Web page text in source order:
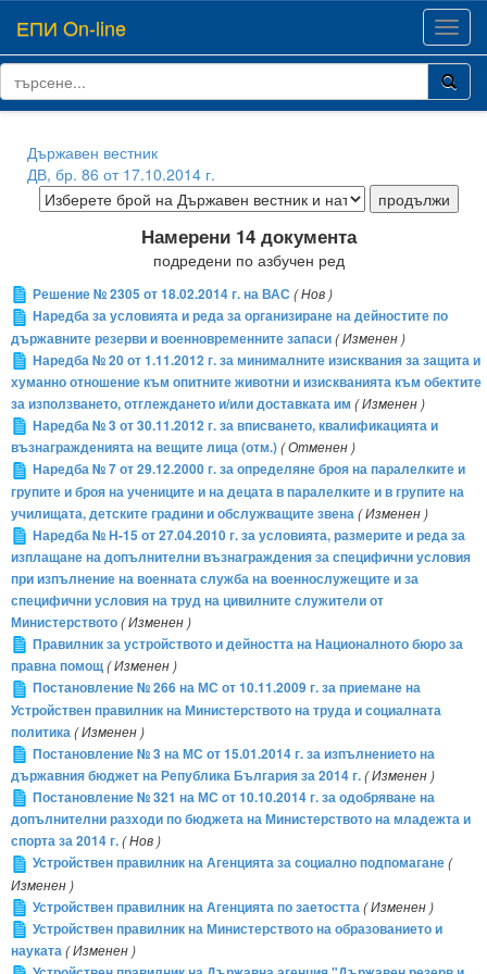
ЕПИ On-line
Държавен вестник
ДВ, бр. 86 от 17.10.2014 г.
Намерени 14 документа
подредени по азбучен ред
Решение № 2305 от 18.02.2014 г. на ВАС ( Нов )
Наредба за условията и реда за организиране на дейностите по
държавните резерви и военновременните запаси( Изменен )
Наредба № 20 от 1.11.2012 г. за минималните изисквания за защита и
хуманно отношение към опитните животни и изискванията към обектите
за използването, отглеждането и/или доставката им ( Изменен )
Наредба № 3 от 30.11.2012 г. за вписването, квалификацията и
възнагражденията на вещите лица (отм.)( Отменен )
Наредба № 7 от 29.12.2000 г. за определяне броя на паралелките и
групите и броя на учениците и на децата в паралелките и в групите на
училищата, детските градини и обслужващите звена( Изменен )
Наредба № Н-15 от 27.04.2010 г. за условията, размерите и реда за
изплащане на допълнителни възнаграждения за специфични условия
при изпълнение на военната служба на военнослужещите и за
специфични условия на труд на цивилните служители от
Министерството( Изменен )
Правилник за устройството и дейността на Националното бюро за
правна помощ( Изменен )
Постановление № 266 на МС от 10.11.2009 г. за приемане на
Устройствен правилник на Министерството на труда и социалната
политика( Изменен )
Постановление № 3 на МС от 15.01.2014 г. за изпълнението на
държавния бюджет на Република България за 2014 г.( Изменен )
Постановление № 321 на МС от 10.10.2014 г. за одобряване на
допълнителни разходи по бюджета на Министерството на младежта и
спорта за 2014 г.( Нов )
Устройствен правилник на Агенцията за социално подпомагане(
Изменен )
Устройствен правилник на Агенцията по заетостта( Изменен )
Устройствен правилник на Министерството на образованието и
науката( Изменен )